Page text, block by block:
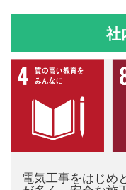
社
電気工事をはじめ